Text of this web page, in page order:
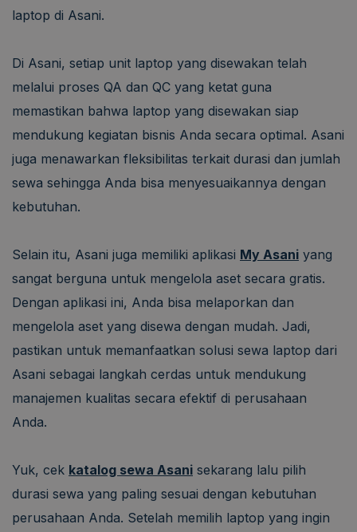
laptop di Asani.
Di Asani, setiap unit laptop yang disewakan telah
melalui proses QA dan QC yang ketat guna
memastikan bahwa laptop yang disewakan siap
mendukung kegiatan bisnis Anda secara optimal. Asani
juga menawarkan fleksibilitas terkait durasi dan jumlah
sewa sehingga Anda bisa menyesuaikannya dengan
kebutuhan.
Selain itu, Asani juga memiliki aplikasi My Asani yang
sangat berguna untuk mengelola aset secara gratis.
Dengan aplikasi ini, Anda bisa melaporkan dan
mengelola aset yang disewa dengan mudah. Jadi,
pastikan untuk memanfaatkan solusi sewa laptop dari
Asani sebagai langkah cerdas untuk mendukung
manajemen kualitas secara efektif di perusahaan
Anda.
Yuk, cek katalog sewa Asani sekarang lalu pilih
durasi sewa yang paling sesuai dengan kebutuhan
perusahaan Anda. Setelah memilih laptop yang ingin